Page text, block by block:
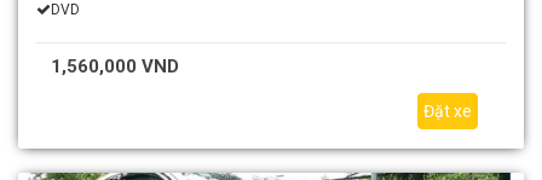
DVD
1,560,000 VND
Đặt xe